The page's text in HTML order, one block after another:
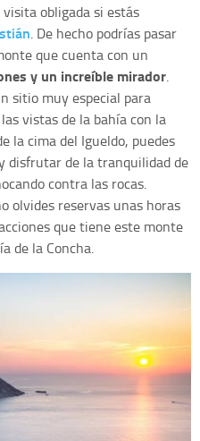
obligada si estás
. De hecho podrías pasar
que cuenta con un
y un increíble mirador.
sitio muy especial para
vistas de la bahía con la
la cima del Igueldo, puedes
disfrutar de la tranquilidad de
contra las rocas.
olvides reservas unas horas
que tiene este monte
de la Concha.